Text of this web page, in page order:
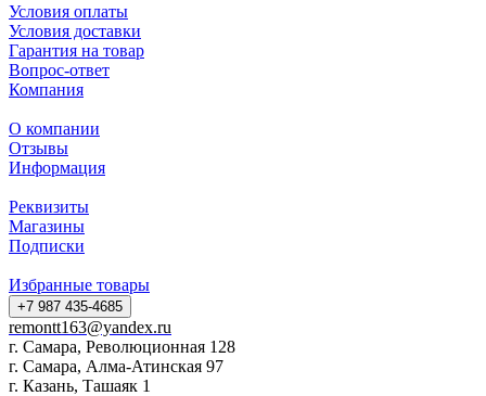
Условия оплаты
Условия доставки
Гарантия на товар
Вопрос-ответ
Компания
О компании
Отзывы
Информация
Реквизиты
Магазины
Подписки
Избранные товары
+7 987 435-4685
remontt163@yandex.ru
г. Самара, Революционная 128
г. Самара, Алма-Атинская 97
г. Казань, Ташаяк 1